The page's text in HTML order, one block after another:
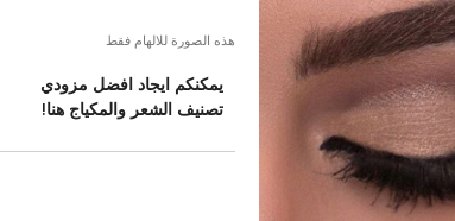
هذه الصورة للالهام فقط
يمكنكم ايجاد افضل مزودي
تصنيف الشعر والمكياج هنا!